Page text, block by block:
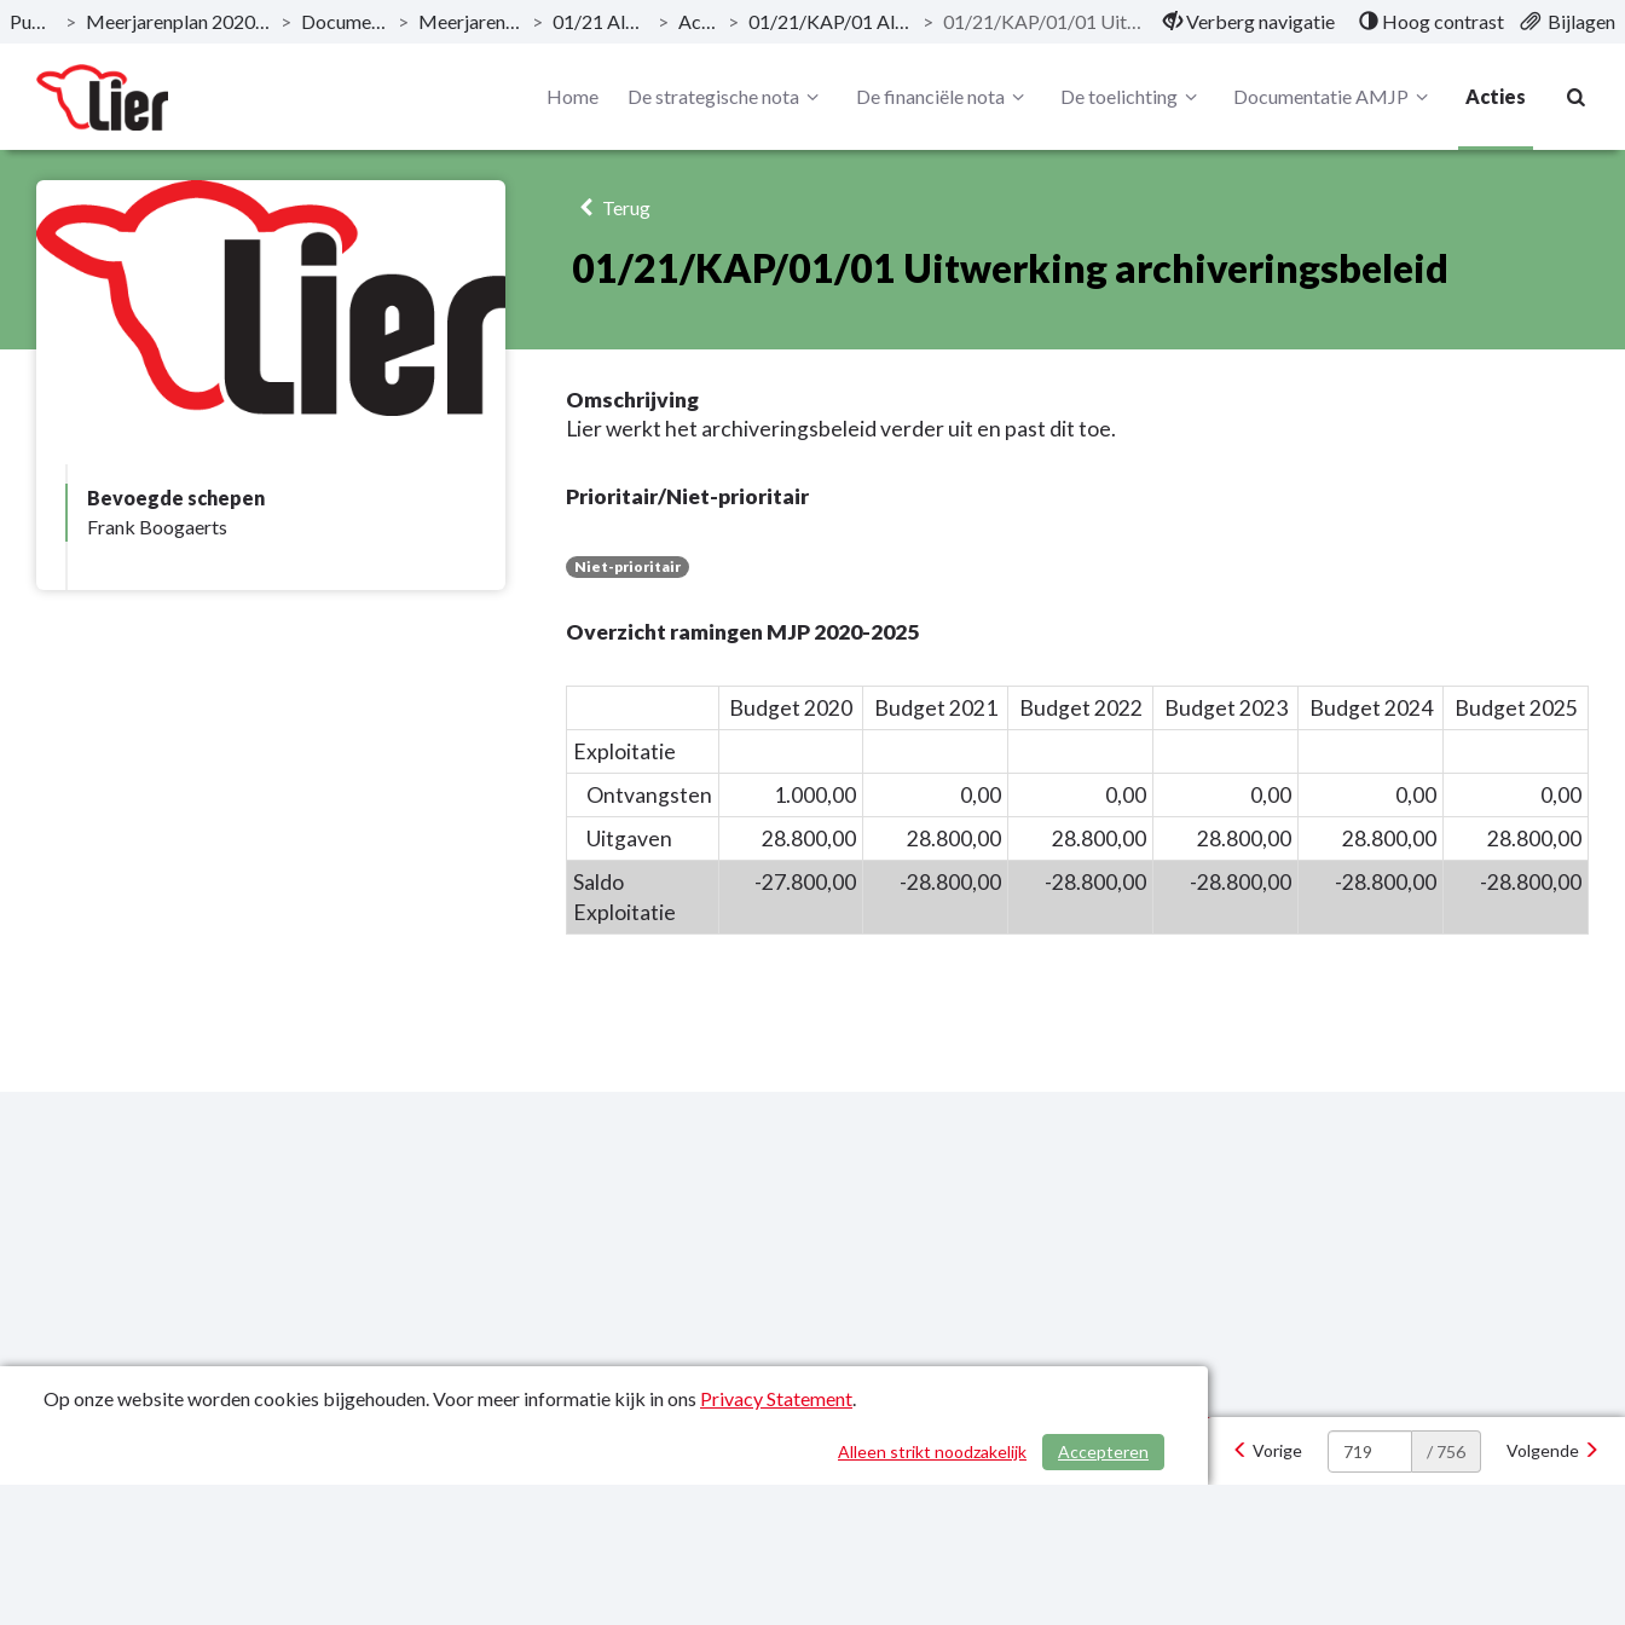
Naar hoofdinhoud
Publicaties > Meerjarenplan 2020-2025 - December 2019 > Documentatie AMJP > Meerjarenplan Overzicht > 01/21 Algemene zaken > Actieplan > 01/21/KAP/01 Algemene zaken Archief > 01/21/KAP/01/01 Uitwerking archiveringsbeleid Verberg navigatie Hoog contrast Bijlagen
Home De strategische nota De financiële nota De toelichting Documentatie AMJP Acties
Terug
01/21/KAP/01/01 Uitwerking archiveringsbeleid
Bevoegde schepen
Frank Boogaerts
Omschrijving
Lier werkt het archiveringsbeleid verder uit en past dit toe.
Prioritair/Niet-prioritair
Niet-prioritair
Overzicht ramingen MJP 2020-2025
Budget 2020 Budget 2021 Budget 2022 Budget 2023 Budget 2024
Budget 2025
Exploitatie
Ontvangsten
1.000,00 0,00 0,00 0,00 0,00
0,00
Uitgaven
28.800,00 28.800,00 28.800,00 28.800,00 28.800,00
28.800,00
Saldo
Exploitatie
-27.800,00 -28.800,00 -28.800,00 -28.800,00 -28.800,00 -28.800,00
Vorige / 756 Volgende
Op onze website worden cookies bijgehouden. Voor meer informatie kijk in ons Privacy Statement.
Accepteren
Alleen strikt noodzakelijk